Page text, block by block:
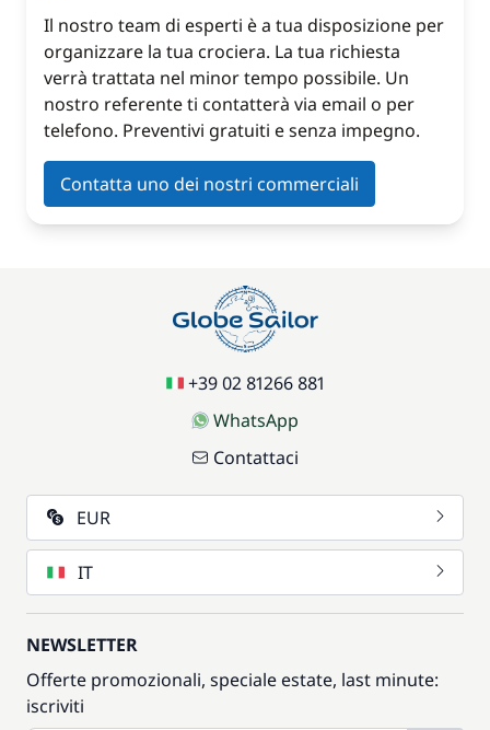
Il nostro team di esperti è a tua disposizione per
organizzare la tua crociera. La tua richiesta
verrà trattata nel minor tempo possibile. Un
nostro referente ti contatterà via email o per
telefono. Preventivi gratuiti e senza impegno.
Contatta uno dei nostri commerciali
+39 02 81266 881
WhatsApp
Contattaci
EUR
IT
NEWSLETTER
Offerte promozionali, speciale estate, last minute:
iscriviti